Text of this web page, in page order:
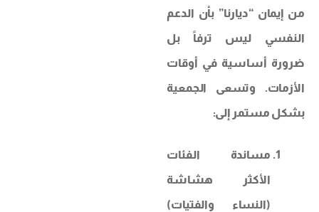
من إيمان “ديارنا” بأن الدعم
النفسي ليس ترفاً بل
ضرورة أساسية في أوقات
الأزمات. وتسعى الجمعية
بشكل مستمر إلى:
مساندة الفئات
الأكثر هشاشة
(النساء والفتيات)